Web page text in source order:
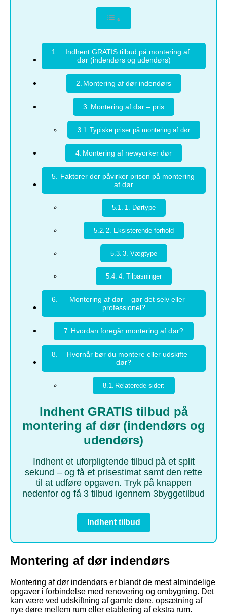
Indhent GRATIS tilbud på montering af
dør (indendørs og udendørs)
Montering af dør indendørs
Montering af dør – pris
Typiske priser på montering af dør
Montering af newyorker dør
Faktorer der påvirker prisen på montering
af dør
1. Dørtype
2. Eksisterende forhold
3. Vægtype
4. Tilpasninger
Montering af dør – gør det selv eller
professionel?
Hvordan foregår montering af dør?
Hvornår bør du montere eller udskifte
dør?
Relaterede sider:
Indhent GRATIS tilbud på
montering af dør (indendørs og
udendørs)
Indhent et uforpligtende tilbud på et split
sekund – og få et prisestimat samt den rette
til at udføre opgaven. Tryk på knappen
nedenfor og få 3 tilbud igennem 3byggetilbud
Indhent tilbud
Montering af dør indendørs
Montering af dør indendørs er blandt de mest almindelige
opgaver i forbindelse med renovering og ombygning. Det
kan være ved udskiftning af gamle døre, opsætning af
nye døre mellem rum eller etablering af ekstra rum.